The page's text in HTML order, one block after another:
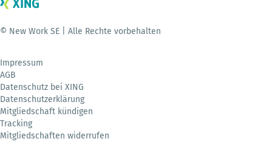
© New Work SE | Alle Rechte vorbehalten
Impressum
AGB
Datenschutz bei XING
Datenschutzerklärung
Mitgliedschaft kündigen
Tracking
Mitgliedschaften widerrufen